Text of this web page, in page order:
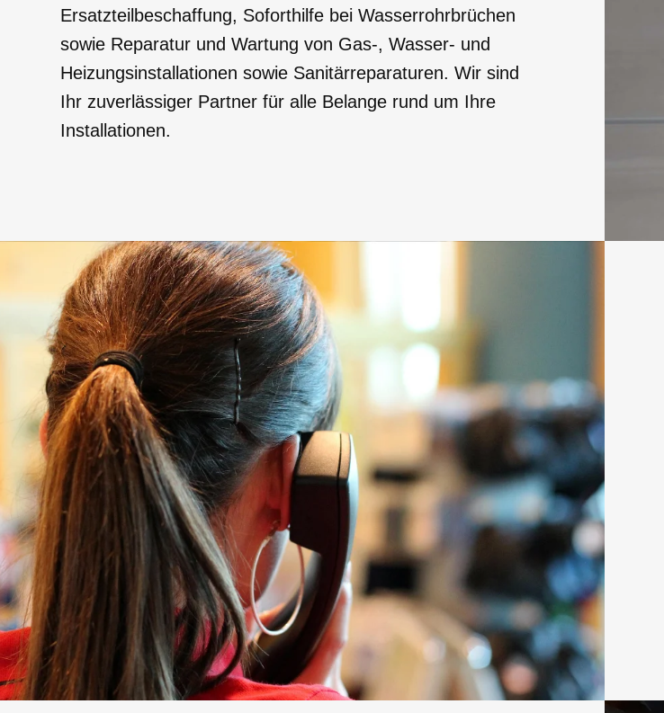
Ersatzteilbeschaffung, Soforthilfe bei Wasserrohrbrüchen
sowie Reparatur und Wartung von Gas-, Wasser- und
Heizungsinstallationen sowie Sanitärreparaturen. Wir sind
Ihr zuverlässiger Partner für alle Belange rund um Ihre
Installationen.